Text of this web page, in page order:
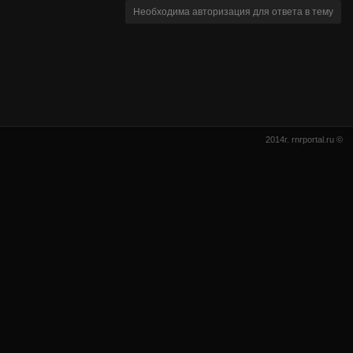
Необходима авторизация для ответа в тему
2014г. rnrportal.ru ©